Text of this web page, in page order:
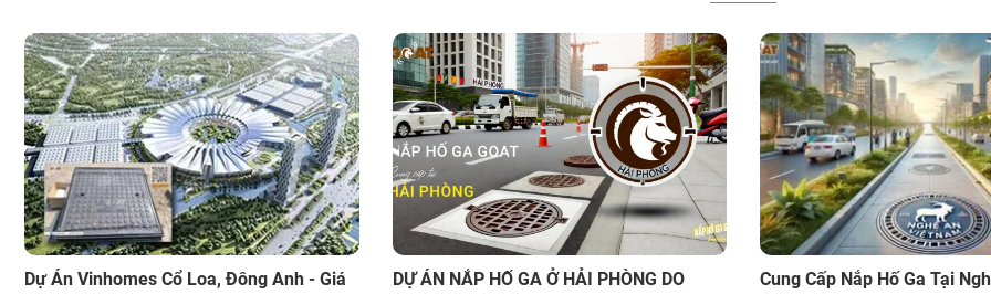
Dự Án Vinhomes Cổ Loa, Đông Anh - Giá
DỰ ÁN NẮP HỐ GA Ở HẢI PHÒNG DO
Cung Cấp Nắp Hố Ga Tại